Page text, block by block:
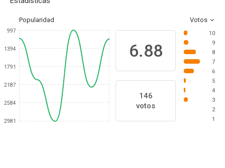
Popularidad Votos
997
1394
1791
2187
2584
2981
6.88
146
votos
10
9
8
7
6
5
4
3
2
1